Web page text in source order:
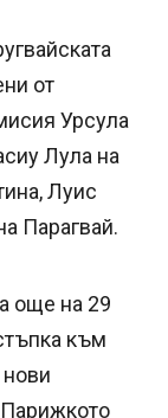
от
Урсула
Лула на
Луис
Парагвай.
още на 29
към